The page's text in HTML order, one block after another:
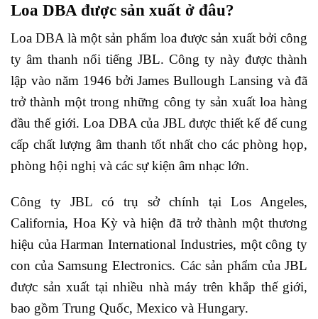
Loa DBA được sản xuất ở đâu?
Loa DBA là một sản phẩm loa được sản xuất bởi công
ty âm thanh nổi tiếng JBL. Công ty này được thành
lập vào năm 1946 bởi James Bullough Lansing và đã
trở thành một trong những công ty sản xuất loa hàng
đầu thế giới. Loa DBA của JBL được thiết kế để cung
cấp chất lượng âm thanh tốt nhất cho các phòng họp,
phòng hội nghị và các sự kiện âm nhạc lớn.
Công ty JBL có trụ sở chính tại Los Angeles,
California, Hoa Kỳ và hiện đã trở thành một thương
hiệu của Harman International Industries, một công ty
con của Samsung Electronics. Các sản phẩm của JBL
được sản xuất tại nhiều nhà máy trên khắp thế giới,
bao gồm Trung Quốc, Mexico và Hungary.